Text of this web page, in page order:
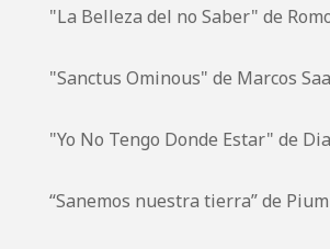
"La Belleza del no Saber" de
"Sanctus Ominous" de Marcos
"Yo No Tengo Donde Estar" de
“Sanemos nuestra tierra” de Pium